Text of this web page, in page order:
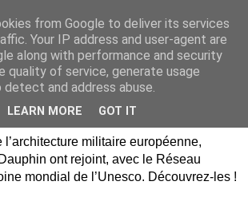
Mont-Dauphin,
Hautes-
militaire européenne,
ont rejoint, avec le Réseau
mondial de l’Unesco. Découvrez-les !
from Google to deliver its services
Your IP address and user-agent are
along with performance and security
quality of service, generate usage
and address abuse.
LEARN MORE GOT IT